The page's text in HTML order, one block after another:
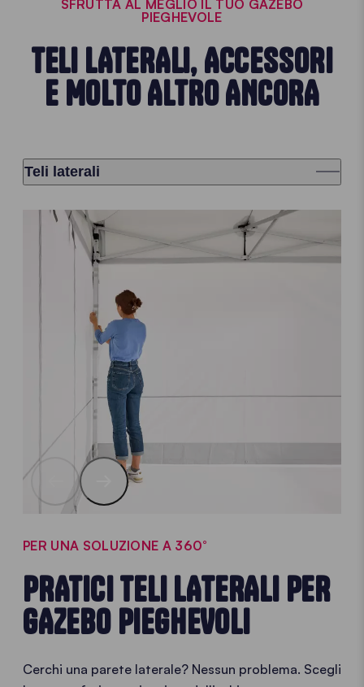
SFRUTTA AL MEGLIO IL TUO GAZEBO
PIEGHEVOLE
TELI LATERALI, ACCESSORI
E MOLTO ALTRO ANCORA
Teli laterali
PER UNA SOLUZIONE A 360°
PRATICI TELI LATERALI PER
GAZEBO PIEGHEVOLI
Cerchi una parete laterale? Nessun problema. Scegli